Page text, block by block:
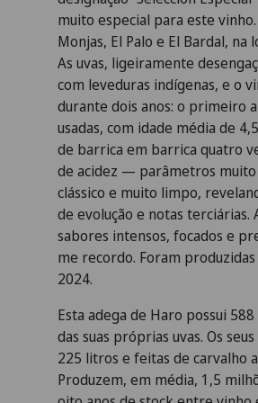
muito especial para este
Monjas, El Palo e El Bardal, na
As uvas, ligeiramente
com leveduras indígenas, e o
durante dois anos: o primeiro
usadas, com idade média de
de barrica em barrica quatro
de acidez — parâmetros
clássico e muito limpo,
de evolução e notas
sabores intensos, focados e
me recordo. Foram
2024.
Esta adega de Haro possui
das suas próprias uvas. Os
225 litros e feitas de carvalho
Produzem, em média, 1,5